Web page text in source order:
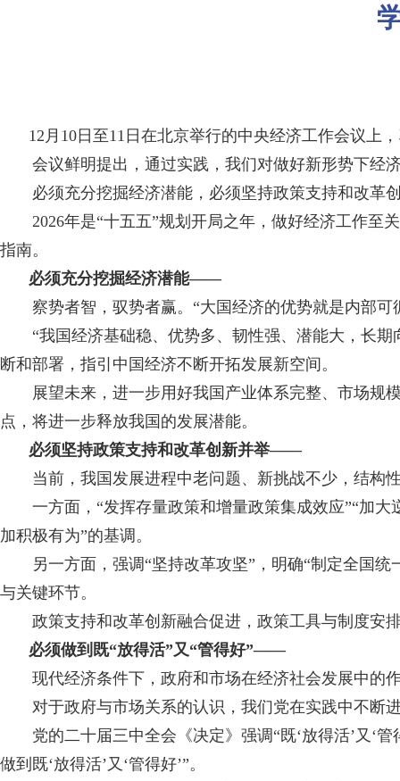
12月10日至11日在北京举行的中央经济工作会议上
会议鲜明提出，通过实践，我们对做好新形势下经
必须充分挖掘经济潜能，必须坚持政策支持和改革创
2026年是“十五五”规划开局之年，做好经济工作至关
指南。
必须充分挖掘经济潜能——
察势者智，驭势者赢。“大国经济的优势就是内部可
“我国经济基础稳、优势多、韧性强、潜能大，长期
断和部署，指引中国经济不断开拓发展新空间。
展望未来，进一步用好我国产业体系完整、市场规模
点，将进一步释放我国的发展潜能。
必须坚持政策支持和改革创新并举——
当前，我国发展进程中老问题、新挑战不少，结构
一方面，“发挥存量政策和增量政策集成效应”“加大
加积极有为”的基调。
另一方面，强调“坚持改革攻坚”，明确“制定全国统
与关键环节。
政策支持和改革创新融合促进，政策工具与制度安排
必须做到既“放得活”又“管得好”——
现代经济条件下，政府和市场在经济社会发展中的
对于政府与市场关系的认识，我们党在实践中不断
党的二十届三中全会《决定》强调“既‘放得活’又‘管
做到既‘放得活’又‘管得好’”。